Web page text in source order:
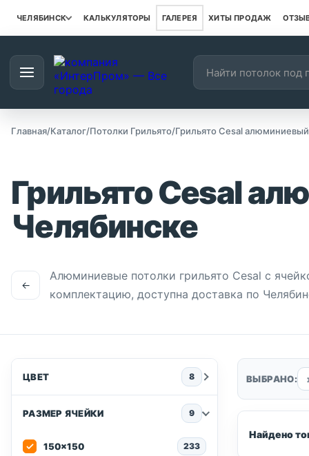
ЧЕЛЯБИНСК КАЛЬКУЛЯТОРЫ ГАЛЕРЕЯ ХИТЫ ПРОДАЖ
Наш каталог Поиск товаров
Главная/Каталог/Потолки Грильято/Грильято Cesal
Грильято Cesal
Челябинске
←
Алюминиевые потолки грильято Cesal с
комплектацию, доступна доставка по
ЦВЕТ 8
РАЗМЕР ЯЧЕЙКИ 9
150x150 233
ВЫБРАНО:
Найдено